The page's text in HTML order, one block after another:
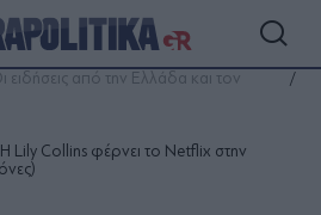
ειδήσεις από την Ελλάδα και τον
Lily Collins φέρνει το Netflix στην